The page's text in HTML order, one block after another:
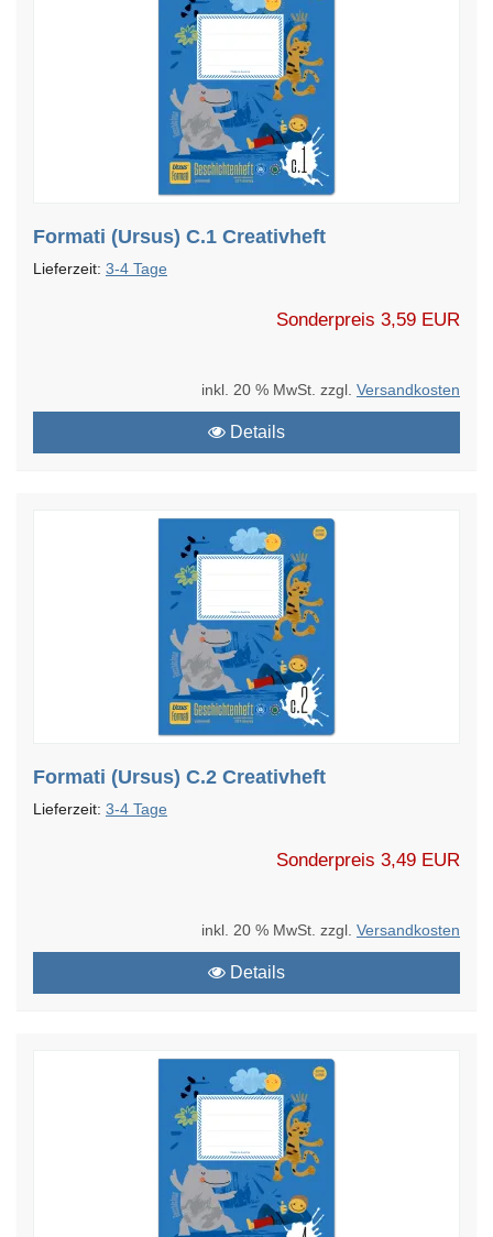
Formati (Ursus) C.1 Creativheft
Lieferzeit: 3-4 Tage
Sonderpreis 3,59 EUR
inkl. 20 % MwSt. zzgl. Versandkosten
Details
Formati (Ursus) C.2 Creativheft
Lieferzeit: 3-4 Tage
Sonderpreis 3,49 EUR
inkl. 20 % MwSt. zzgl. Versandkosten
Details